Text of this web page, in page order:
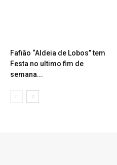
Fafião “Aldeia de Lobos” tem
Festa no ultimo fim de
semana...